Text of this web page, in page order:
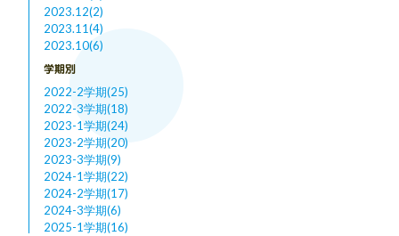
2023.12(2)
2023.11(4)
2023.10(6)
学期別
2022-2学期(25)
2022-3学期(18)
2023-1学期(24)
2023-2学期(20)
2023-3学期(9)
2024-1学期(22)
2024-2学期(17)
2024-3学期(6)
2025-1学期(16)